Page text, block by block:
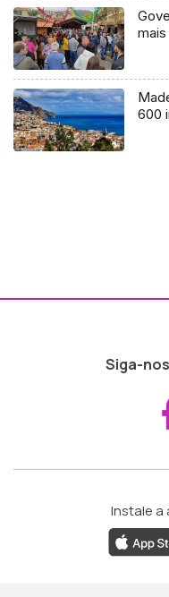
600
Siga-
Instale a